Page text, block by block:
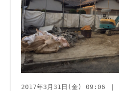
2017年3月31日(金) 09:06 ｜